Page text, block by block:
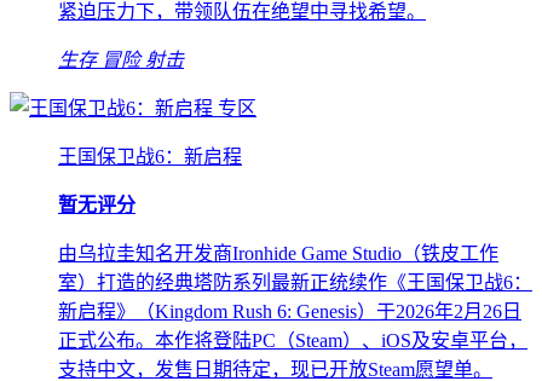
紧迫压力下，带领队伍在绝望中寻找希望。
生存 冒险 射击
专区
王国保卫战6：新启程
暂无评分
由乌拉圭知名开发商Ironhide Game Studio（铁皮工作
室）打造的经典塔防系列最新正统续作《王国保卫战6：
新启程》（Kingdom Rush 6: Genesis）于2026年2月26日
正式公布。本作将登陆PC（Steam）、iOS及安卓平台，
支持中文，发售日期待定，现已开放Steam愿望单。